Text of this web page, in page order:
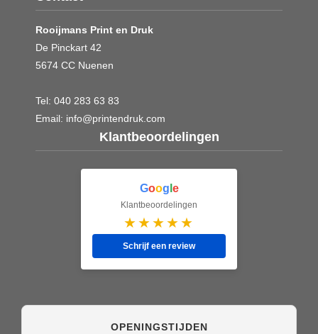
Rooijmans Print en Druk
De Pinckart 42
5674 CC Nuenen
Tel: 040 283 63 83
Email: info@printendruk.com
Klantbeoordelingen
Goog e
Klantbeoordelingen
★★★★★
Schrijf een review
OPENINGSTIJDEN